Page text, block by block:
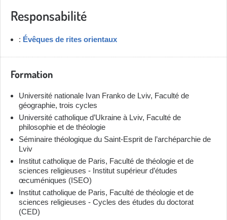
Responsabilité
: Évêques de rites orientaux
Formation
Université nationale Ivan Franko de Lviv, Faculté de
géographie, trois cycles
Université catholique d’Ukraine à Lviv, Faculté de
philosophie et de théologie
Séminaire théologique du Saint-Esprit de l’archéparchie de
Lviv
Institut catholique de Paris, Faculté de théologie et de
sciences religieuses - Institut supérieur d’études
œcuméniques (ISEO)
Institut catholique de Paris, Faculté de théologie et de
sciences religieuses - Cycles des études du doctorat
(CED)